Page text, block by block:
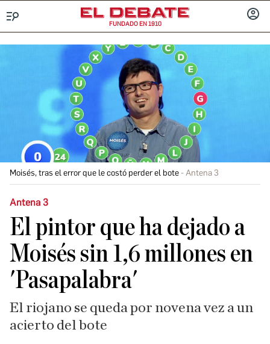
FUNDADO EN 1910
Moisés, tras el error que le costó perder el bote Antena 3
Antena 3
El pintor que ha dejado a
Moisés sin 1,6 millones en
'Pasapalabra'
El riojano se queda por novena vez a un
acierto del bote